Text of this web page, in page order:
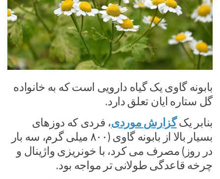
بابونه گاوی یک گیاه دارویی است که به خانواده
گل ستاره ایان تعلق دارد.
بنابر یکگزارش موردی، فردی که دوزهای
بسیار بالا از بابونه گاوی (۸۰۰ میلی گرم، سه بار
در روز) مصرف می کرد، با خونریزی واژینال و
چرخه قاعدگی طولانی تر مواجه بود.